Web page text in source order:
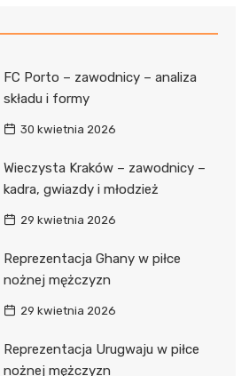
FC Porto – zawodnicy – analiza
składu i formy
30 kwietnia 2026
Wieczysta Kraków – zawodnicy –
kadra, gwiazdy i młodzież
29 kwietnia 2026
Reprezentacja Ghany w piłce
nożnej mężczyzn
29 kwietnia 2026
Reprezentacja Urugwaju w piłce
nożnej mężczyzn